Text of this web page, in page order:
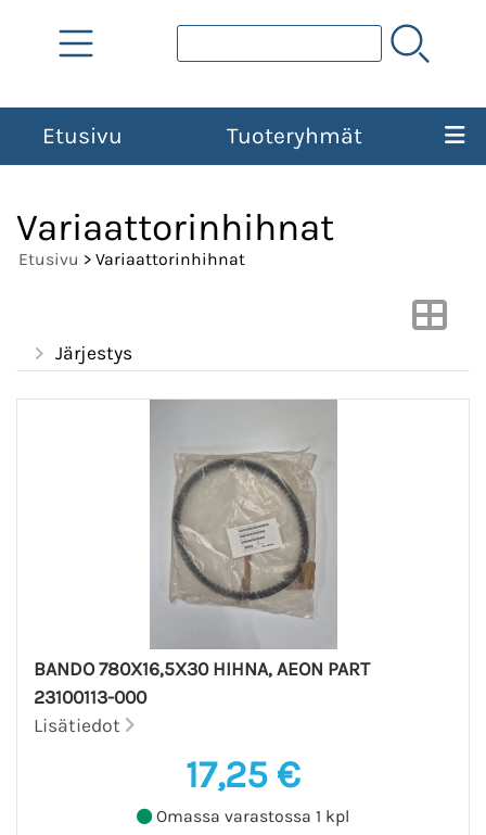
Etusivu Tuoteryhmät
Variaattorinhihnat
Etusivu > Variaattorinhihnat
Järjestys
BANDO 780X16,5X30 HIHNA, AEON PART
23100113-000
Lisätiedot
17,25 €
Omassa varastossa 1 kpl